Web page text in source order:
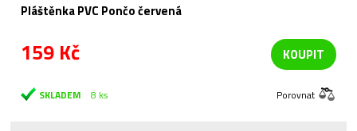
Pláštěnka PVC Pončo červená
159 Kč KOUPIT
SKLADEM 8 ks Porovnat